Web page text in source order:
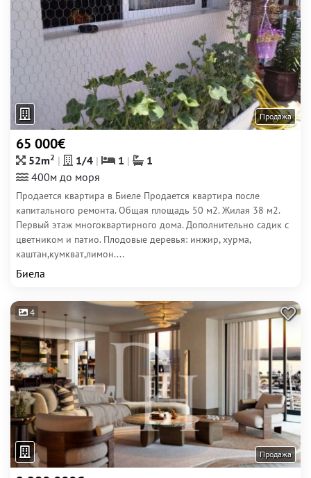
Продажа
65 000€
52m2 1/4 1
1
400м до моря
Продается квартира в Биеле Продается квартира после
капитального ремонта. Общая площадь 50 м2. Жилая 38 м2.
Первый этаж многоквартирного дома. Дополнительно садик с
цветником и патио. Плодовые деревья: инжир, хурма,
каштан,кумкват,лимон....
Биела
4
Продажа